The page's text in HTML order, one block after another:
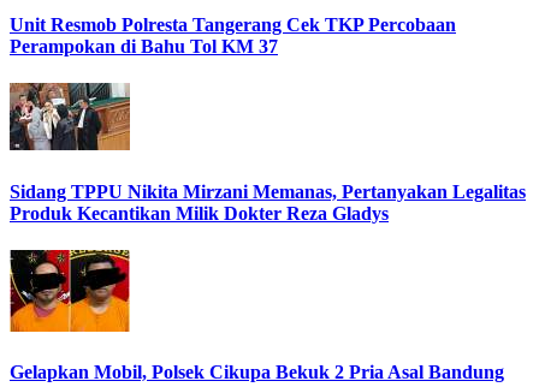
Unit Resmob Polresta Tangerang Cek TKP Percobaan
Perampokan di Bahu Tol KM 37
Sidang TPPU Nikita Mirzani Memanas, Pertanyakan Legalitas
Produk Kecantikan Milik Dokter Reza Gladys
Gelapkan Mobil, Polsek Cikupa Bekuk 2 Pria Asal Bandung